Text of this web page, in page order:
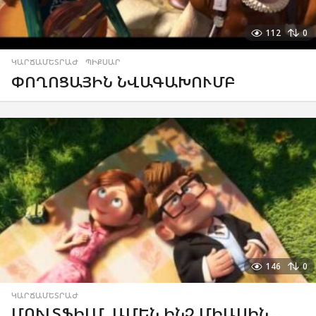
112 0
ԿԱՐՃԱՄԵՏՐԱԺ ,ՊԻՔՍԱՐ
ՓՈՂՈՑԱՅԻՆ ՆՎԱԳԱԽՈՒՄԲ
146 0
ԿԱՐՃԱՄԵՏՐԱԺ